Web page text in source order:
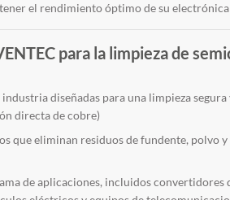
el rendimiento óptimo de su
para la limpieza de
diseñadas para una limpieza segura
directa de cobre)
que eliminan residuos de fundente, polvo
de aplicaciones, incluidos convertidores